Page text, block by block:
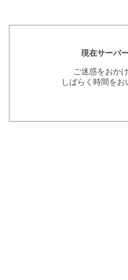
現在サーバ
ご迷惑をおか
しばらく時間を